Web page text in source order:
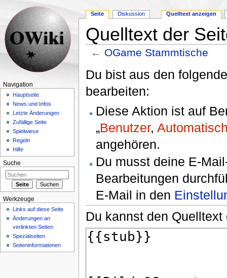
Quelltext der
← OGame Stammtische
Du bist aus den
bearbeiten:
Diese Aktion ist auf
„Benutzer,
angehören.
Du musst deine E-
Bearbeitungen
E-Mail in den
Du kannst den
Seite Diskussion Quelltext anzeigen
Navigation
Hauptseite
News und Infos
Letzte Änderungen
Zufällige Seite
Spielwiese
Regeln
Hilfe
Suche
Werkzeuge
Links auf diese Seite
Änderungen an
verlinkten Seiten
Spezialseiten
Seiteninformationen